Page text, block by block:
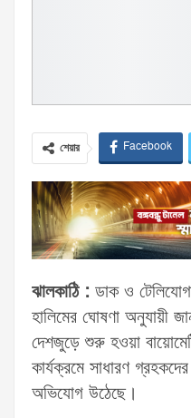
শেয়ার Facebook
ঝালকাঠি : ডাক ও
হালিমের ঘোষণা অনুযায়ী
দেশজুড়ে শুরু হওয়া
কার্যক্রমে সাধারণ
অভিযোগ উঠেছে।